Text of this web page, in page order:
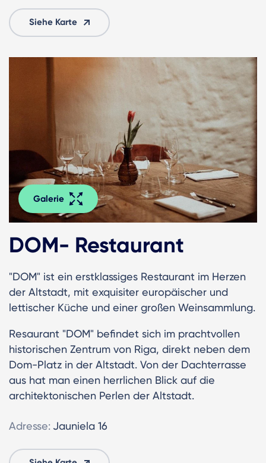
Siehe Karte
Galerie
DOM- Restaurant
"DOM" ist ein erstklassiges Restaurant im Herzen
der Altstadt, mit exquisiter europäischer und
lettischer Küche und einer großen Weinsammlung.
Resaurant "DOM" befindet sich im prachtvollen
historischen Zentrum von Riga, direkt neben dem
Dom-Platz in der Altstadt. Von der Dachterrasse
aus hat man einen herrlichen Blick auf die
architektonischen Perlen der Altstadt.
Adresse: Jauniela 16